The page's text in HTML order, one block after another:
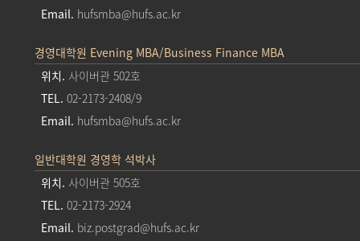
Email. hufsmba@hufs.ac.kr
경영대학원 Evening MBA/Business Finance MBA
위치. 사이버관 502호
TEL. 02-2173-2408/9
Email. hufsmba@hufs.ac.kr
일반대학원 경영학 석박사
위치. 사이버관 505호
TEL. 02-2173-2924
Email. biz.postgrad@hufs.ac.kr